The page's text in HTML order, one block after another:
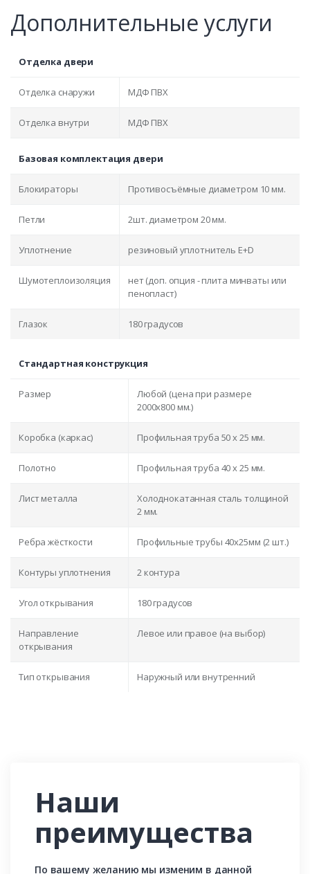
Дополнительные услуги
Отделка двери
Отделка снаружи МДФ ПВХ
Отделка внутри МДФ ПВХ
Базовая комплектация двери
Блокираторы Противосъёмные диаметром 10 мм.
Петли 2шт. диаметром 20 мм.
Уплотнение резиновый уплотнитель E+D
Шумотеплоизоляция
нет (доп. опция - плита минваты или
пенопласт)
Глазок 180 градусов
Стандартная конструкция
Размер
Любой (цена при размере
2000x800 мм.)
Коробка (каркас) Профильная труба 50 х 25 мм.
Полотно Профильная труба 40 х 25 мм.
Лист металла
Холоднокатанная сталь толщиной
2 мм.
Ребра жёсткости Профильные трубы 40х25мм (2 шт.)
Контуры уплотнения 2 контура
Угол открывания 180 градусов
Направление
открывания
Левое или правое (на выбор)
Тип открывания Наружный или внутренний
Наши
преимущества
По вашему желанию мы изменим в данной